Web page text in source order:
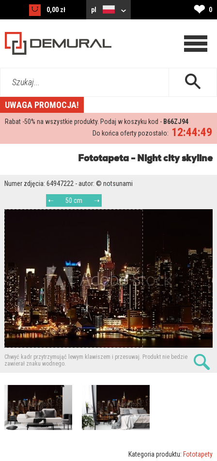
0,00 zł pl ❤ 0
Szukaj...
UWAGA PROMOCJA!
Rabat -50% na wszystkie produkty. Podaj w koszyku kod - B66ZJ94
12:44:48
Do końca oferty pozostało:
Fototapeta - Night city skyline
Numer zdjęcia: 64947222 - autor: © notsunami
50 cm
Chwyć kadr przytrzymująć lewym klawiszem i przesuwaj. Produkt nie bedzie
zawierał znaku wodnego.
Kategoria produktu: Fototapety